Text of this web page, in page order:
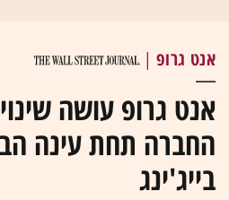
אנט גרופ |
אנט גרופ עושה
החברה תחת עינה
בייג'ינג